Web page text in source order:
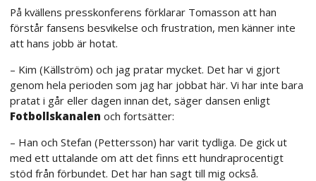
På kvällens presskonferens förklarar Tomasson att han
förstår fansens besvikelse och frustration, men känner inte
att hans jobb är hotat.
– Kim (Källström) och jag pratar mycket. Det har vi gjort
genom hela perioden som jag har jobbat här. Vi har inte bara
pratat i går eller dagen innan det, säger dansen enligt
Fotbollskanalen och fortsätter:
– Han och Stefan (Pettersson) har varit tydliga. De gick ut
med ett uttalande om att det finns ett hundraprocentigt
stöd från förbundet. Det har han sagt till mig också.